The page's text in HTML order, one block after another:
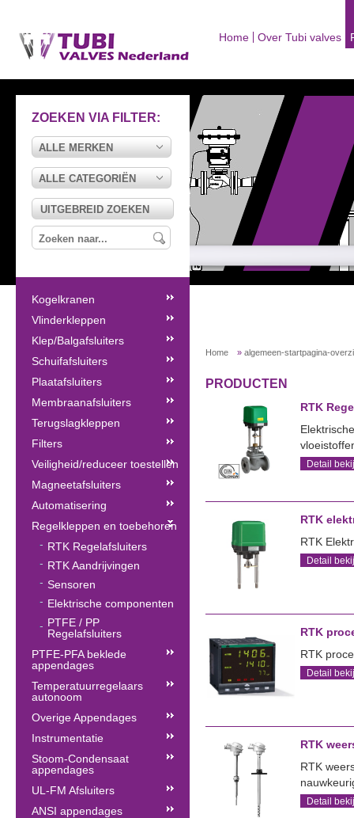
Home Over Tubi valves
Home » algemeen-startpagina-
PRODUCTEN
RTK
Detail
RTK
RTK
Detail
RTK
RTK
Detail
RTK
RTK
Detail
ZOEKEN VIA FILTER:
ALLE MERKEN
ALLE CATEGORIËN
UITGEBREID ZOEKEN
Kogelkranen
Vlinderkleppen
Klep/Balgafsluiters
Schuifafsluiters
Plaatafsluiters
Membraanafsluiters
Terugslagkleppen
Filters
Veiligheid/reduceer toestellen
Magneetafsluiters
Automatisering
Regelkleppen en toebehoren
RTK Regelafsluiters
RTK Aandrijvingen
Sensoren
Elektrische componenten
PTFE / PP
Regelafsluiters
PTFE-PFA beklede
appendages
Temperatuurregelaars
autonoom
Overige Appendages
Instrumentatie
Stoom-Condensaat
appendages
UL-FM Afsluiters
ANSI appendages